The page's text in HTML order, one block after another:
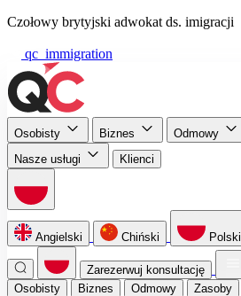
Czołowy brytyjski adwokat ds. imigracji
qc_immigration
Osobisty Biznes Odmowy
Nasze usługi
Klienci
Angielski Chiński Polski
Zarezerwuj konsultację
Osobisty
Biznes Odmowy Zasoby